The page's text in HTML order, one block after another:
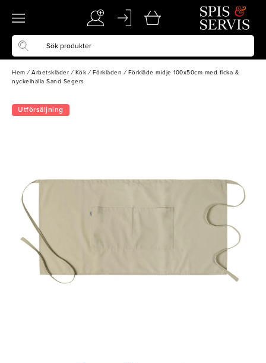
Hem / Arbetskläder / Kök / Förkläden / Förkläde midje 100x50cm med ficka &
nyckelhälla Sand Segers
Utförsäljning